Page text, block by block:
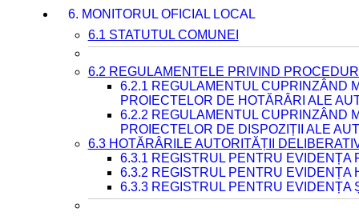
6. MONITORUL OFICIAL LOCAL
6.1 STATUTUL COMUNEI
6.2 REGULAMENTELE PRIVIND
6.2.1 REGULAMENTUL CUPRINZÂND
PROIECTELOR DE HOTĂRÂRI ALE
6.2.2 REGULAMENTUL CUPRINZÂND
PROIECTELOR DE DISPOZIȚII ALE
6.3 HOTĂRÂRILE AUTORITĂȚII
6.3.1 REGISTRUL PENTRU EVIDENȚA
6.3.2 REGISTRUL PENTRU EVIDENȚA
6.3.3 REGISTRUL PENTRU EVIDENȚA